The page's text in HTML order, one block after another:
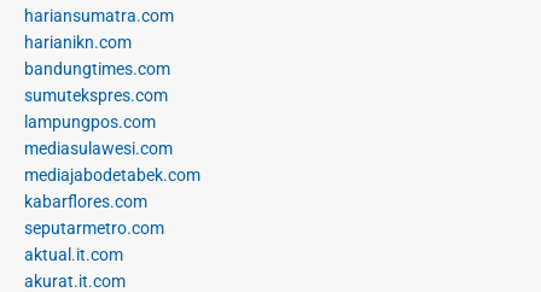
hariansumatra.com
harianikn.com
bandungtimes.com
sumutekspres.com
lampungpos.com
mediasulawesi.com
mediajabodetabek.com
kabarflores.com
seputarmetro.com
aktual.it.com
akurat.it.com